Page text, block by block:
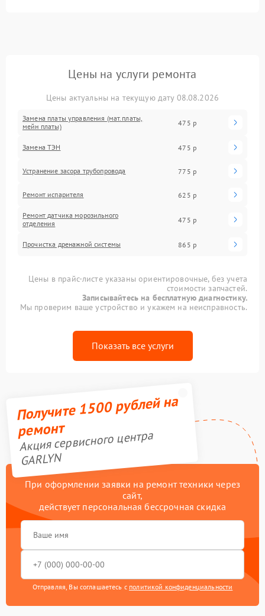
Цены на услуги ремонта
Цены актуальны на текущую дату 08.08.2026
Замена платы управления (мат.платы,
мейн платы)
475 р
Замена ТЭН 475 р
Устранение засора трубопровода 775 р
Ремонт испарителя 625 р
Ремонт датчика морозильного
отделения
475 р
Прочистка дренажной системы 865 р
Цены в прайс-листе указаны ориентировочные, без учета
стоимости запчастей.
Записывайтесь на бесплатную диагностику.
Мы проверим ваше устройство и укажем на неисправность.
Показать все услуги
Получите 1500 рублей на
ремонт
Акция сервисного центра
GARLYN
При оформлении заявки на ремонт техники через
сайт,
действует персональная бессрочная скидка
Отправляя, Вы соглашаетесь с политикой конфиденциальности